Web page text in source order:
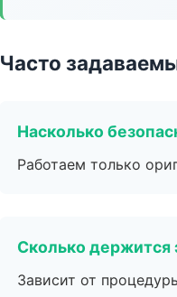
Часто
Насколько
Работаем только
Сколько держится
Зависит от